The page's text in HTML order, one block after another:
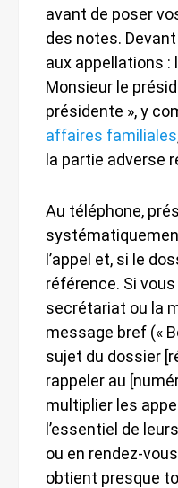
avant de poser
des notes.
aux appellations :
Monsieur le
présidente », y
affaires familiales
la partie adverse
Au téléphone,
l’appel et, si le
référence. Si
secrétariat ou la
message bref («
sujet du dossier
rappeler au
multiplier les
l’essentiel de
ou en rendez-
obtient presque